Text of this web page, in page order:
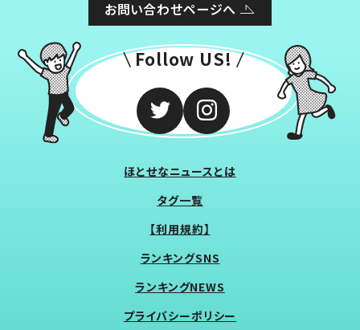
お問い合わせページへ
Follow US!
ほとせなニュースとは
タグ一覧
【利用規約】
ランキングSNS
ランキングNEWS
プライバシーポリシー